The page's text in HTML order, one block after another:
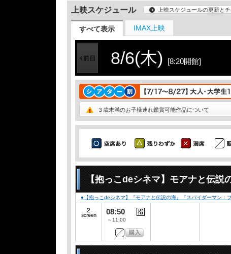
上映スケジュール
すべて表示 IMAX上映
上映スケジュールの更新と
8/6(木) [8:20開館]
３歳未満のお子様連れ鑑賞可能作品について
【抱っこdeシネマ】モアナと伝説
●【抱っこdeシネマ】『モアナと伝説の海』『スパイダーマン：
08:50
～11:00